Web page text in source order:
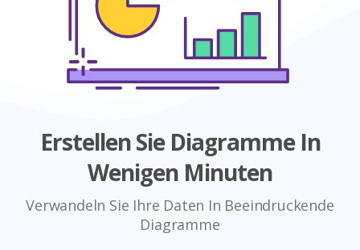
Erstellen Sie Diagramme In
Wenigen Minuten
Verwandeln Sie Ihre Daten In Beeindruckende
Diagramme